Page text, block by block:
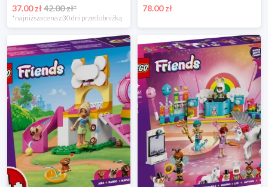
37.00 zł42.00 zł*
*najniższa cena z 30 dni przed obniżką
78.00 zł